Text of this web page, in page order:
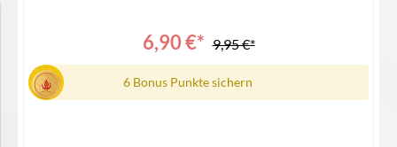
6,90 €* 9,95 €*
6 Bonus Punkte sichern